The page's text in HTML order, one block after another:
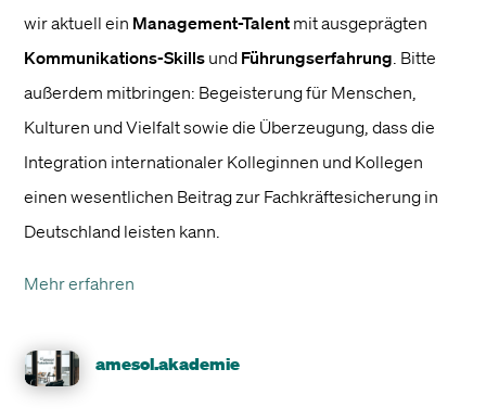
wir aktuell ein Management-Talent mit ausgeprägten
Kommunikations-Skills und Führungserfahrung . Bitte
außerdem mitbringen: Begeisterung für Menschen,
Kulturen und Vielfalt sowie die Überzeugung, dass die
Integration internationaler Kolleginnen und Kollegen
einen wesentlichen Beitrag zur Fachkräftesicherung in
Deutschland leisten kann.
Mehr erfahren
amesol.akademie